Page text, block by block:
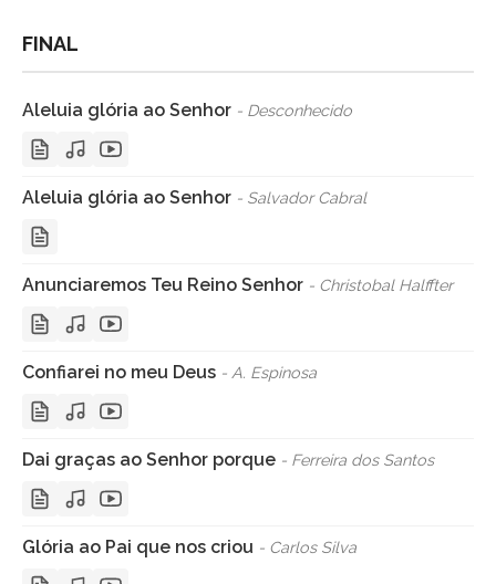
FINAL
Aleluia glória ao Senhor - Desconhecido
Aleluia glória ao Senhor - Salvador Cabral
Anunciaremos Teu Reino Senhor - Christobal Halffter
Confiarei no meu Deus - A. Espinosa
Dai graças ao Senhor porque - Ferreira dos Santos
Glória ao Pai que nos criou - Carlos Silva